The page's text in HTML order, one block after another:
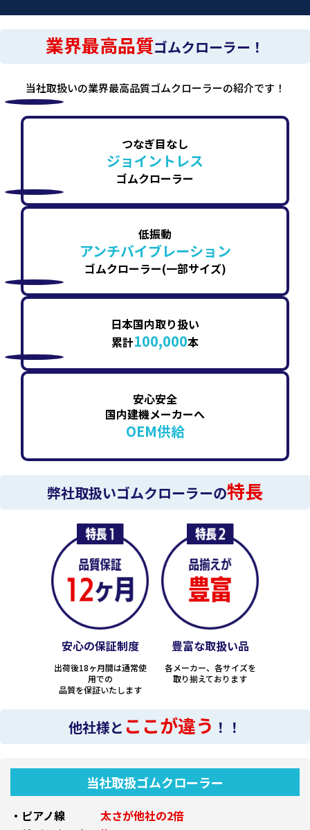
業界最高品質ゴムクローラー！
当社取扱いの業界最高品質ゴムクローラーの紹介です！
つなぎ目なし
ジョイントレス
ゴムクローラー
低振動
アンチバイブレーション
ゴムクローラー(一部サイズ)
日本国内取り扱い
累計100,000本
安心安全
国内建機メーカーへ
OEM供給
弊社取扱いゴムクローラーの特長
安心の保証制度
出荷後18ヶ月間は通常使
用での
品質を保証いたします
豊富な取扱い品
各メーカー、各サイズを
取り揃えております
他社様と ここが違う ！！
当社取扱ゴムクローラー
・ピアノ線
太さが他社の2倍